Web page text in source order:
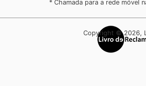
* Chamada para a rede móvel
Copyright © 2026,